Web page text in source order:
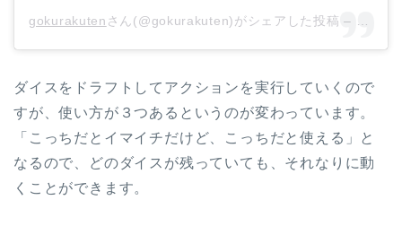
gokurakuten さん(@gokurakuten)がシェアした投稿 – 2018
ダイスをドラフトしてアクションを実行していくので
すが、使い方が３つあるというのが変わっています。
「こっちだとイマイチだけど、こっちだと使える」と
なるので、どのダイスが残っていても、それなりに動
くことができます。